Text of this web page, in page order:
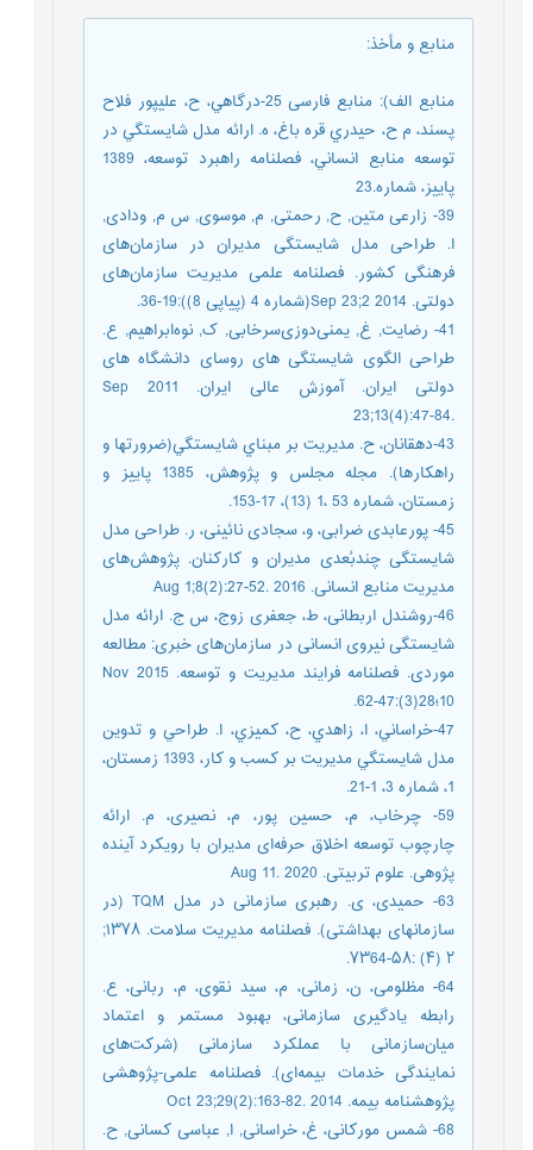
منابع و مأخذ:
منابع الف): منابع فارسی 25-درگاهي، ح، عليپور فلاح
پسند، م ح، حيدري قره باغ، ه. ارائه مدل شايستگي در
توسعه منابع انساني، فصلنامه راهبرد توسعه، 1389
پاییز، شماره.23
39- زارعی متین, ح, رحمتی, م, موسوی, س م, ودادی,
ا. طراحی مدل شایستگی مدیران در سازمان‌های
فرهنگی کشور. فصلنامه علمی مدیریت سازمان‌های
دولتی. 2014 Sep 23;2(شماره 4 (پیاپی 8)):19-36.‎
41- رضایت, ‌غ, یمنی‌دوزی‌سرخابی, ک, نوه‌ابراهیم, ‌ع.
طراحی الگوی شایستگی های روسای دانشگاه های
دولتی ایران. آموزش عالی ایران. 2011 Sep
23;13(4):47-84.‎
43-دهقانان، ح. مديريت بر مبناي شايستگي(ضرورتها و
راهكارها). مجله مجلس و پژوهش، 1385 پاییز و
زمستان، شماره 53 ،1 (13)، 17-153.
45- پورعابدی ضرابی، و، سجادی نائینی، ر. طراحی مدل
شایستگی چندبُعدی مدیران و کارکنان. پژوهش‌های
مدیریت منابع انسانی. 2016 Aug 1;8(2):27-52.‎
46-روشندل اربطانی، ط، جعفری زوج، س ج. ارائه مدل
شایستگی نیروی انسانی در سازمان‌های خبری: مطالعه
موردی. فصلنامه فرایند مدیریت و توسعه. 2015 Nov
10؛28(3):47-62.‎
47-خراساني، ا، زاهدي، ح، کميزي، ا. طراحي و تدوين
مدل شايستگي مديريت بر کسب و کار، 1393 زمستان،
59- چرخاب، م، حسین پور، م، نصیری، م. ارائه
چارچوب توسعه اخلاق حرفه‌ای مدیران با رویکرد آینده
پژوهی. علوم تربیتی. 2020 Aug 11.‎
63- حمیدی، ی. رهبری سازمانی در مدل TQM (در
سازمانهای بهداشتی). فصلنامه مدیریت سلامت. ۱۳۷۸;
۲ (۴) :۵۸-۷۳64.
64- مظلومی، ن، زمانی، م، سید نقوی، م، ربانی، ع.
رابطه یادگیری سازمانی، بهبود مستمر و اعتماد
میان‌سازمانی با عملکرد سازمانی (شرکت‌های
نمایندگی خدمات بیمه‌ای). فصلنامه علمی-پژوهشی
پژوهشنامه بیمه. 2014 Oct 23;29(2):163-82.‎
68- شمس مورکانی، غ، خراسانی, ا, عباسی کسانی, ح.